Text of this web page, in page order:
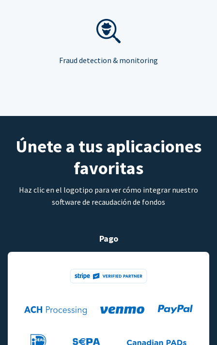
Fraud detection & monitoring
Únete a tus aplicaciones
favoritas
Haz clic en el logotipo para ver cómo integrar nuestro
software de recaudación de fondos
Pago